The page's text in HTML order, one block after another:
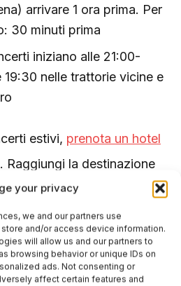
your privacy
we and our partners use
and/or access device information.
will allow us and our partners to
browsing behavior or unique IDs on
ads. Not consenting or
affect certain features and
arrivare 1 ora prima. Per
30 minuti prima
iniziano alle 21:00-
19:30 nelle trattorie vicine e
estivi, prenota un hotel
Raggiungi la destinazione
esperienze guidate
culturali
con visite ai monumenti